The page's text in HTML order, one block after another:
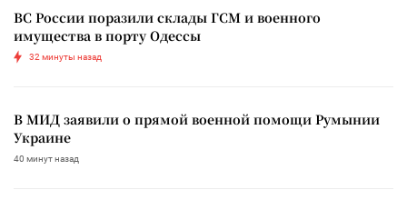
ВС России поразили склады ГСМ и военного
имущества в порту Одессы
32 минуты назад
В МИД заявили о прямой военной помощи Румынии
Украине
40 минут назад